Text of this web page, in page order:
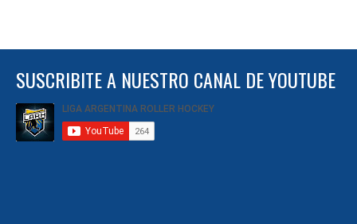
SUSCRIBITE A NUESTRO CANAL DE YOUTUBE